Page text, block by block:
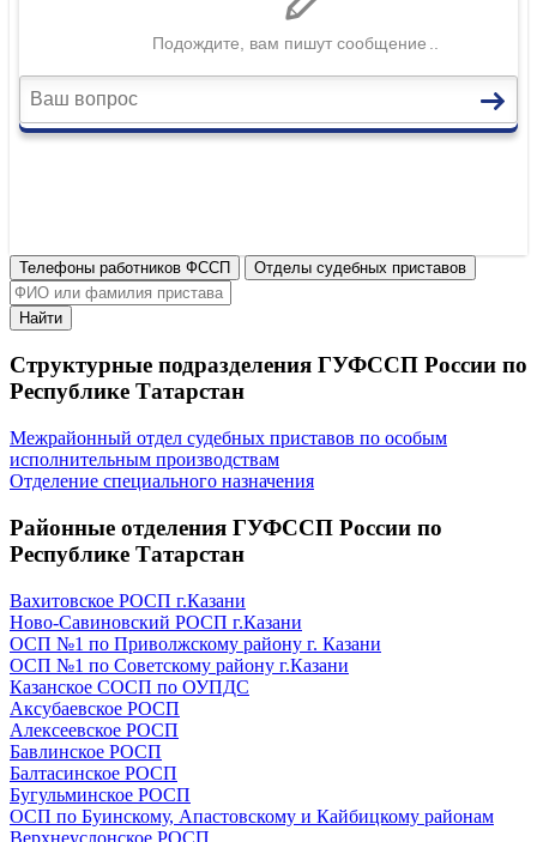
Телефоны работников ФССП Отделы судебных приставов
Найти
Структурные подразделения ГУФССП России по
Республике Татарстан
Межрайонный отдел судебных приставов по особым
исполнительным производствам
Отделение специального назначения
Районные отделения ГУФССП России по
Республике Татарстан
Вахитовское РОСП г.Казани
Ново-Савиновский РОСП г.Казани
ОСП №1 по Приволжскому району г. Казани
ОСП №1 по Советскому району г.Казани
Казанское СОСП по ОУПДС
Аксубаевское РОСП
Алексеевское РОСП
Бавлинское РОСП
Балтасинское РОСП
Бугульминское РОСП
ОСП по Буинскому, Апастовскому и Кайбицкому районам
Верхнеуслонское РОСП